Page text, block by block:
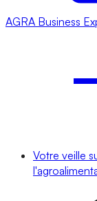
AGRA Business
Votre veille